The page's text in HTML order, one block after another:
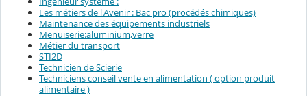
Les métiers de l'Avenir : Bac pro (procédés chimiques)
Maintenance des équipements industriels
Menuiserie:aluminium,verre
Métier du transport
STI2D
Technicien de Scierie
Techniciens conseil vente en alimentation ( option produit
alimentaire )